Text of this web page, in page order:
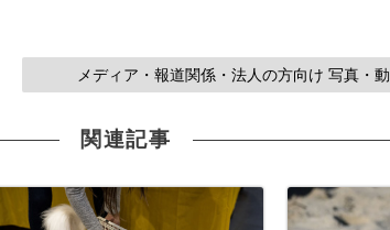
メディア・報道関係・法人の方向け 写真・
関連記事